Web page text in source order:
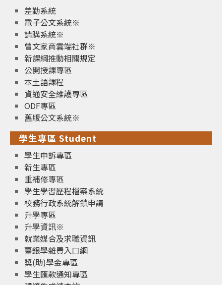
差勤系統
電子公文系統※
請購系統※
曾文家商雲端社群※
新課綱推動相關規定
公開授課專區
本土語課程
資通安全維護專區
ODF專區
舊版公文系統※
學生專區 Student
學生申訴專區
新生專區
重補修專區
學生學習歷程檔案系統
校務行政系統解鎖申請
升學專區
升學資訊※
就業媒合及求職資訊
臺銀學雜費入口網
獎(助)學金專區
學生匯款通知專區